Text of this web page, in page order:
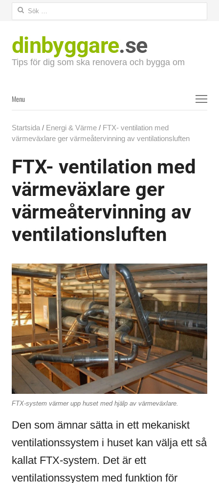
Sök
dinbyggare.se
Tips för dig som ska renovera och bygga om
Menu
Menu
Startsida / Energi & Värme / FTX- ventilation med
värmeväxlare ger värmeåtervinning av ventilationsluften
FTX- ventilation med
värmeväxlare ger
värmeåtervinning av
ventilationsluften
FTX-system värmer upp huset med hjälp av värmeväxlare.
Den som ämnar sätta in ett mekaniskt
ventilationssystem i huset kan välja ett så
kallat FTX-system. Det är ett
ventilationssystem med funktion för